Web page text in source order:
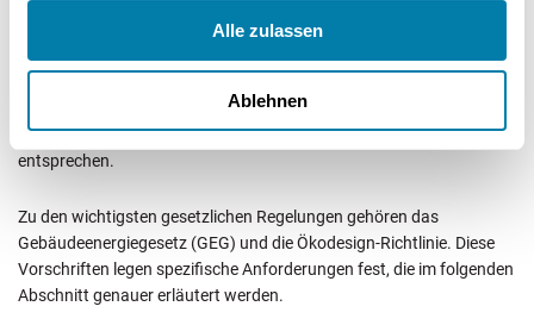
Alle zulassen
Ablehnen
Die Installation und der Betrieb von raumluftabhängigen
Normen. Diese Regelungen sollen sicherstellen, dass die Geräte
sicher und effizient betrieben werden und den Umweltauflagen
entsprechen.
Zu den wichtigsten gesetzlichen Regelungen gehören das
Gebäudeenergiegesetz (GEG) und die Ökodesign-Richtlinie. Diese
Vorschriften legen spezifische Anforderungen fest, die im folgenden
Abschnitt genauer erläutert werden.